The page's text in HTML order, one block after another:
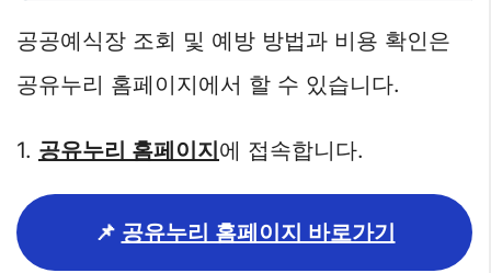
공공예식장 조회 및 예방 방법과 비용 확인은
공유누리 홈페이지에서 할 수 있습니다.
1. 공유누리 홈페이지에 접속합니다.
📌 공유누리 홈페이지 바로가기